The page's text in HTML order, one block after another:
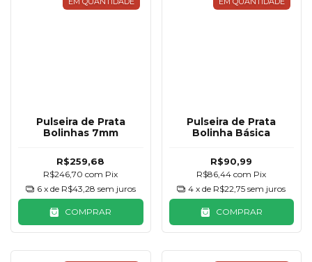
Pulseira de Prata
Bolinhas 7mm
R$259,68
R$246,70com Pix
6 x de R$43,28 sem juros
COMPRAR
Pulseira de Prata
Bolinha Básica
R$90,99
R$86,44com Pix
4 x de R$22,75 sem juros
COMPRAR